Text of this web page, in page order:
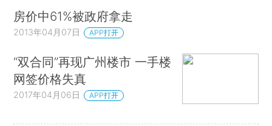
房价中61%被政府拿走
2013年04月07日 APP打开
“双合同”再现广州楼市 一手楼
网签价格失真
2017年04月06日 APP打开